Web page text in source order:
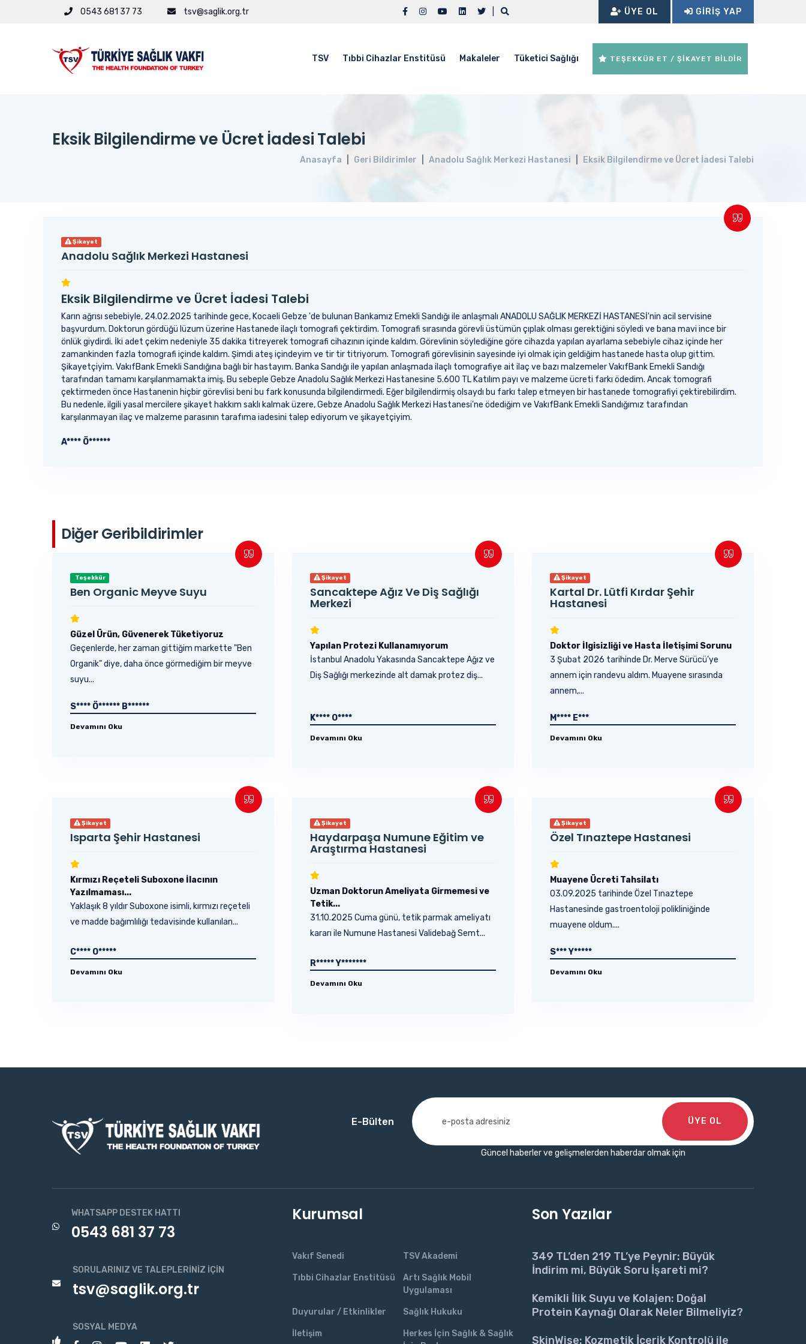
0543 681 37 73 tsv@saglik.org.tr ÜYE OL GIRIŞ YAP
TSV Tıbbi Cihazlar Enstitüsü Makaleler Tüketici Sağlığı TEŞEKKÜR ET / ŞİKAYET BİLDİR
Eksik Bilgilendirme ve Ücret İadesi Talebi
Anasayfa Geri Bildirimler Anadolu Sağlık Merkezi Hastanesi Eksik Bilgilendirme ve Ücret İadesi Talebi
Şikayet
Anadolu Sağlık Merkezi Hastanesi
Eksik Bilgilendirme ve Ücret İadesi Talebi
Karın ağrısı sebebiyle, 24.02.2025 tarihinde gece, Kocaeli Gebze 'de bulunan Bankamız Emekli Sandığı ile anlaşmalı ANADOLU SAĞLIK MERKEZİ HASTANESİ'nin acil servisine
başvurdum. Doktorun gördüğü lüzum üzerine Hastanede ilaçlı tomografi çektirdim. Tomografi sırasında görevli üstümün çıplak olması gerektiğini söyledi ve bana mavi ince bir
önlük giydirdi. İki adet çekim nedeniyle 35 dakika titreyerek tomografi cihazının içinde kaldım. Görevlinin söylediğine göre cihazda yapılan ayarlama sebebiyle cihaz içinde her
zamankinden fazla tomografi içinde kaldım. Şimdi ateş içindeyim ve tir tir titriyorum. Tomografi görevlisinin sayesinde iyi olmak için geldiğim hastanede hasta olup gittim.
Şikayetçiyim. VakıfBank Emekli Sandığına bağlı bir hastayım. Banka Sandığı ile yapılan anlaşmada ilaçlı tomografiye ait ilaç ve bazı malzemeler VakıfBank Emekli Sandığı
tarafından tamamı karşılanmamakta imiş. Bu sebeple Gebze Anadolu Sağlık Merkezi Hastanesine 5.600 TL Katılım payı ve malzeme ücreti farkı ödedim. Ancak tomografi
çektirmeden önce Hastanenin hiçbir görevlisi beni bu fark konusunda bilgilendirmedi. Eğer bilgilendirmiş olsaydı bu farkı talep etmeyen bir hastanede tomografiyi çektirebilirdim.
Bu nedenle, ilgili yasal mercilere şikayet hakkım saklı kalmak üzere, Gebze Anadolu Sağlık Merkezi Hastanesi'ne ödediğim ve VakıfBank Emekli Sandığımız tarafından
karşılanmayan ilaç ve malzeme parasının tarafıma iadesini talep ediyorum ve şikayetçiyim.
A**** Ö******
Diğer Geribildirimler
Teşekkür
Ben Organic Meyve Suyu
Güzel Ürün, Güvenerek Tüketiyoruz
Geçenlerde, her zaman gittiğim markette "Ben
Organik" diye, daha önce görmediğim bir meyve
suyu...
S**** Ö****** B******
Devamını Oku
Şikayet
Sancaktepe Ağız Ve Diş Sağlığı
Merkezi
Yapılan Protezi Kullanamıyorum
İstanbul Anadolu Yakasında Sancaktepe Ağız ve
Diş Sağlığı merkezinde alt damak protez diş...
K**** O****
Devamını Oku
Şikayet
Kartal Dr. Lütfi Kırdar Şehir
Hastanesi
Doktor İlgisizliği ve Hasta İletişimi Sorunu
3 Şubat 2026 tarihinde Dr. Merve Sürücü’ye
annem için randevu aldım. Muayene sırasında
annem,...
M**** E***
Devamını Oku
Şikayet
Isparta Şehir Hastanesi
Kırmızı Reçeteli Suboxone İlacının
Yazılmaması...
Yaklaşık 8 yıldır Suboxone isimli, kırmızı reçeteli
ve madde bağımlılığı tedavisinde kullanılan...
C**** O*****
Devamını Oku
Şikayet
Haydarpaşa Numune Eğitim ve
Araştırma Hastanesi
Uzman Doktorun Ameliyata Girmemesi ve
Tetik...
31.10.2025 Cuma günü, tetik parmak ameliyatı
kararı ile Numune Hastanesi Validebağ Semt...
R***** Y*******
Devamını Oku
Şikayet
Özel Tınaztepe Hastanesi
Muayene Ücreti Tahsilatı
03.09.2025 tarihinde Özel Tınaztepe
Hastanesinde gastroentoloji polikliniğinde
muayene oldum....
S*** Y*****
Devamını Oku
E-Bülten
Güncel haberler ve gelişmelerden haberdar olmak için
ÜYE OL
WHATSAPP DESTEK HATTI
0543 681 37 73
SORULARINIZ VE TALEPLERINIZ İÇIN
tsv@saglik.org.tr
SOSYAL MEDYA
Kurumsal
Vakıf Senedi TSV Akademi
Tıbbi Cihazlar Enstitüsü
Artı Sağlık Mobil
Uygulaması
Duyurular / Etkinlikler Sağlık Hukuku
İletişim
Herkes İçin Sağlık & Sağlık
Son Yazılar
349 TL’den 219 TL’ye Peynir: Büyük
İndirim mi, Büyük Soru İşareti mi?
Kemikli İlik Suyu ve Kolajen: Doğal
Protein Kaynağı Olarak Neler Bilmeliyiz?
SkinWise: Kozmetik İçerik Kontrolü ile